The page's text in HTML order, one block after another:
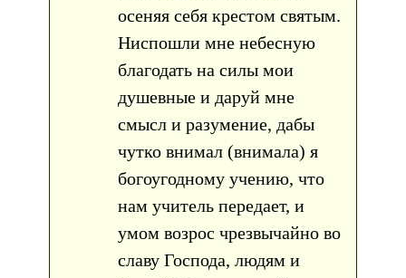
осеняя себя крестом святым.
Ниспошли мне небесную
благодать на силы мои
душевные и даруй мне
смысл и разумение, дабы
чутко внимал (внимала) я
богоугодному учению, что
нам учитель передает, и
умом возрос чрезвычайно во
славу Господа, людям и